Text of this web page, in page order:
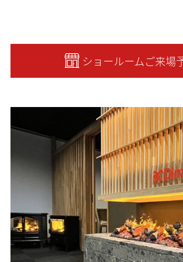
ショールームご来場